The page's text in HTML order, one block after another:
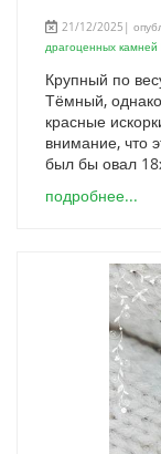
21/12/2025|
драгоценных
Крупный по
Тёмный,
красные
внимание, что
был бы овал
подробнее...